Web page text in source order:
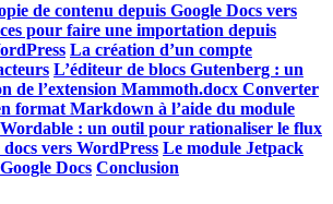
de contenu depuis Google Docs vers
pour faire une importation depuis
La création d’un compte
L’éditeur de blocs Gutenberg : un
de l’extension Mammoth.docx Converter
format Markdown à l’aide du module
Wordable : un outil pour rationaliser le flux
vers WordPress Le module Jetpack
Docs Conclusion